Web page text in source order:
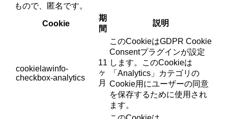
もので、匿名です。
Cookie
期
間
説明
cookielawinfo-
checkbox-analytics
11
ヶ
月
このCookieはGDPR Cookie
Consentプラグインが設定
します。このCookieは
「Analytics」カテゴリの
Cookie用にユーザーの同意
を保存するために使用され
ます。